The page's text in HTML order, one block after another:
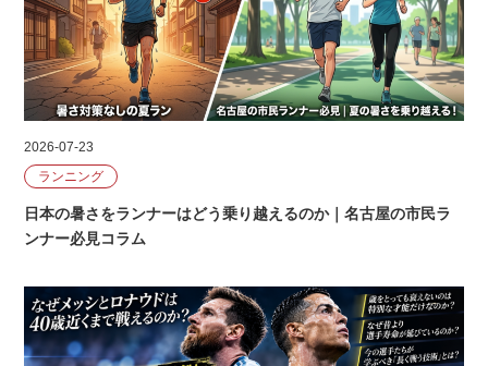
2026-07-23
ランニング
日本の暑さをランナーはどう乗り越えるのか｜名古屋の市民ラ
ンナー必見コラム